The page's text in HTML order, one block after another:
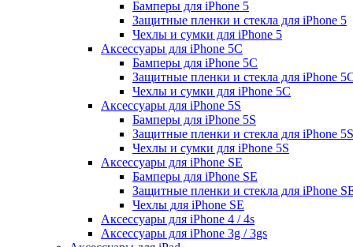
Бамперы для iPhone 5
Защитные пленки и стекла для iPhone 5
Чехлы и сумки для iPhone 5
Аксессуары для iPhone 5C
Бамперы для iPhone 5C
Защитные пленки и стекла для iPhone
Чехлы и сумки для iPhone 5C
Аксессуары для iPhone 5S
Бамперы для iPhone 5S
Защитные пленки и стекла для iPhone 5S
Чехлы и сумки для iPhone 5S
Аксессуары для iPhone SE
Бамперы для iPhone SE
Защитные пленки и стекла для iPhone
Чехлы для iPhone SE
Аксессуары для iPhone 4 / 4s
Аксессуары для iPhone 3g / 3gs